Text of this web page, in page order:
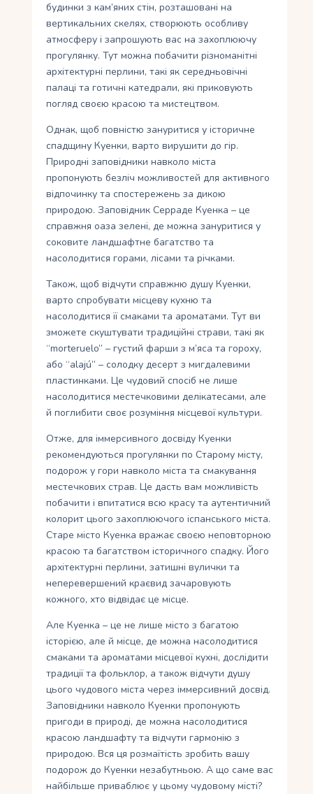
будинки з кам’яних стін, розташовані на
вертикальних скелях, створюють особливу
атмосферу і запрошують вас на захоплюючу
прогулянку. Тут можна побачити різноманітні
архітектурні перлини, такі як середньовічні
палаці та готичні катедрали, які приковують
погляд своєю красою та мистецтвом.
Однак, щоб повністю зануритися у історичне
спадщину Куенки, варто вирушити до гір.
Природні заповідники навколо міста
пропонують безліч можливостей для активного
відпочинку та спостережень за дикою
природою. Заповідник Серраде Куенка – це
справжня оаза зелені, де можна зануритися у
соковите ландшафтне багатство та
насолодитися горами, лісами та річками.
Також, щоб відчути справжню душу Куенки,
варто спробувати місцеву кухню та
насолодитися її смаками та ароматами. Тут ви
зможете скуштувати традиційні страви, такі як
“morteruelo” – густий фарши з м’яса та гороху,
або “alajú” – солодку десерт з мигдалевими
пластинками. Це чудовий спосіб не лише
насолодитися местечковими делікатесами, але
й поглибити своє розуміння місцевої культури.
Отже, для іммерсивного досвіду Куенки
рекомендуються прогулянки по Старому місту,
подорож у гори навколо міста та смакування
местечкових страв. Це дасть вам можливість
побачити і впитатися всю красу та аутентичний
колорит цього захоплюючого іспанського міста.
Старе місто Куенка вражає своєю неповторною
красою та багатством історичного спадку. Його
архітектурні перлини, затишні вулички та
неперевершений краєвид зачаровують
кожного, хто відвідає це місце.
Але Куенка – це не лише місто з багатою
історією, але й місце, де можна насолодитися
смаками та ароматами місцевої кухні, дослідити
традиції та фольклор, а також відчути душу
цього чудового міста через іммерсивний досвід.
Заповідники навколо Куенки пропонують
пригоди в природі, де можна насолодитися
красою ландшафту та відчути гармонію з
природою. Вся ця розмаїтість зробить вашу
подорож до Куенки незабутньою. А що саме вас
найбільше приваблює у цьому чудовому місті?